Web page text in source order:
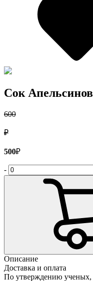
Сок
600
₽
500₽
-
Описание
Доставка и оплата
По утверждению ученых,